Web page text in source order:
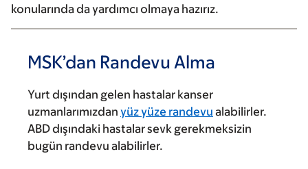
konularında da yardımcı olmaya hazırız.
MSK’dan Randevu Alma
Yurt dışından gelen hastalar kanser
uzmanlarımızdan yüz yüze randevu alabilirler.
ABD dışındaki hastalar sevk gerekmeksizin
bugün randevu alabilirler.